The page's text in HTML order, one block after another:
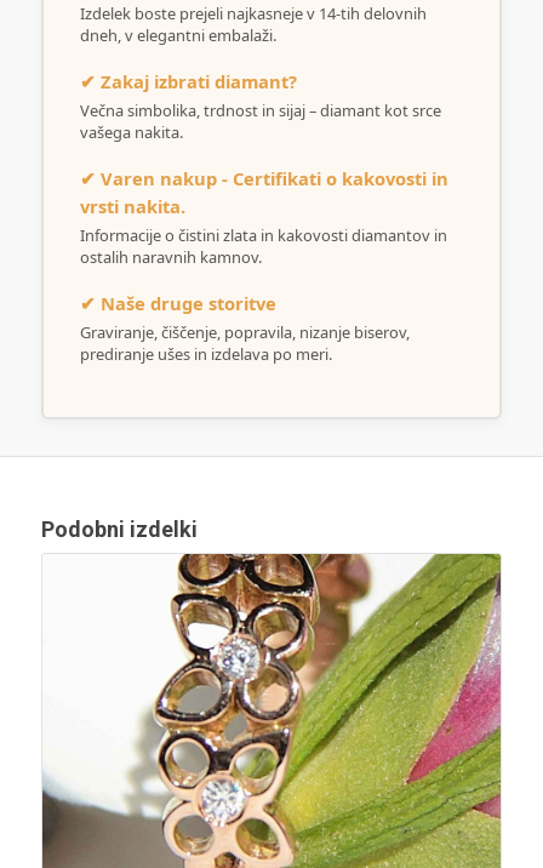
Izdelek boste prejeli najkasneje v 14-tih delovnih
dneh, v elegantni embalaži.
✔ Zakaj izbrati diamant?
Večna simbolika, trdnost in sijaj – diamant kot srce
vašega nakita.
✔ Varen nakup - Certifikati o kakovosti in
vrsti nakita.
Informacije o čistini zlata in kakovosti diamantov in
ostalih naravnih kamnov.
✔ Naše druge storitve
Graviranje, čiščenje, popravila, nizanje biserov,
prediranje ušes in izdelava po meri.
Podobni izdelki